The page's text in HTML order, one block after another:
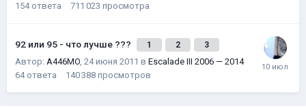
154 ответа 711 023 просмотра
92 или 95 - что лучше ??? 1 2 3
Автор: A446MO, 24 июня 2011 в Escalade III 2006 — 2014
64 ответа 140 388 просмотров